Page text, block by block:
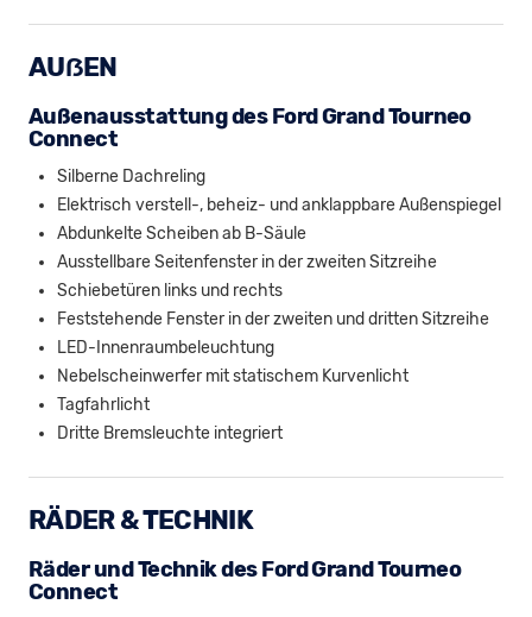
AUẞEN
Außenausstattung des Ford Grand Tourneo
Connect
Silberne Dachreling
Elektrisch verstell-, beheiz- und anklappbare Außenspiegel
Abdunkelte Scheiben ab B-Säule
Ausstellbare Seitenfenster in der zweiten Sitzreihe
Schiebetüren links und rechts
Feststehende Fenster in der zweiten und dritten Sitzreihe
LED-Innenraumbeleuchtung
Nebelscheinwerfer mit statischem Kurvenlicht
Tagfahrlicht
Dritte Bremsleuchte integriert
RÄDER & TECHNIK
Räder und Technik des Ford Grand Tourneo
Connect